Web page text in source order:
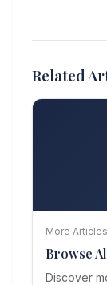
Related
More Articles
Browse
Discover